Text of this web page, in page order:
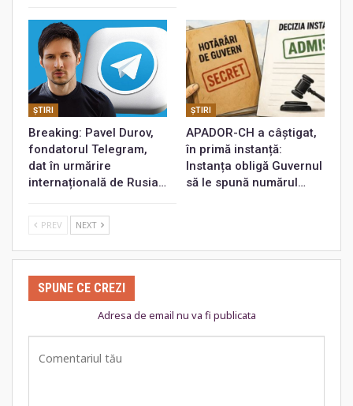
ŞTIRI
Breaking: Pavel Durov,
fondatorul Telegram,
dat în urmărire
internațională de Rusia…
ŞTIRI
APADOR-CH a câștigat,
în primă instanță:
Instanța obligă Guvernul
să le spună numărul…
PREV NEXT
SPUNE CE CREZI
Adresa de email nu va fi publicata